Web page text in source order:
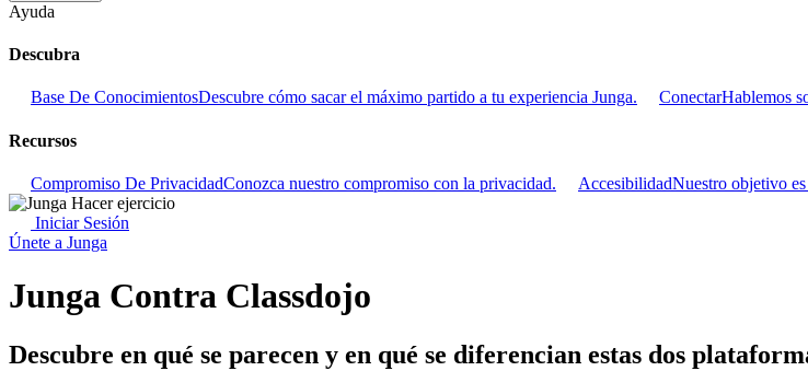
Ayuda
Descubra
Base De ConocimientosDescubre cómo sacar el máximo partido a tu experiencia Junga. ConectarHablemos
Recursos
Compromiso De PrivacidadConozca nuestro compromiso con la privacidad. AccesibilidadNuestro objetivo es
Iniciar Sesión
Únete a Junga
Junga Contra Classdojo
Descubre en qué se parecen y en qué se diferencian estas dos